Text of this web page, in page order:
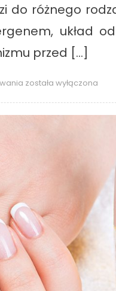
do różnego
układ
przed […]
Alergia
miesiącach?
została wyłączona